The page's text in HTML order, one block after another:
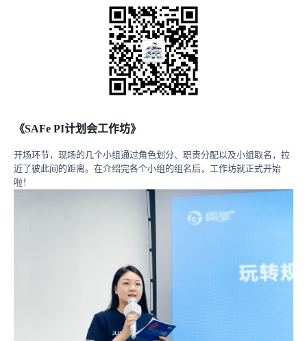
《SAFe PI计划会工作坊》
开场环节，现场的几个小组通过角色划分、职责分配以及小组取名，拉
近了彼此间的距离。在介绍完各个小组的组名后，工作坊就正式开始
啦！